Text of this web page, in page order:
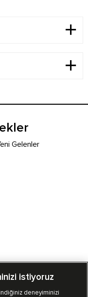
Gelenler
istiyoruz
deneyiminizi